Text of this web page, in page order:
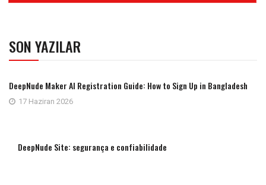
SON YAZILAR
DeepNude Maker AI Registration Guide: How to Sign Up in Bangladesh
17 Haziran 2026
DeepNude Site: segurança e confiabilidade